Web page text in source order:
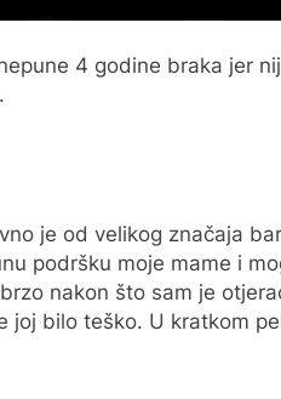
4 godine braka jer
je od velikog značaja
podršku moje mame i
nakon što sam je
joj bilo teško. U kratkom